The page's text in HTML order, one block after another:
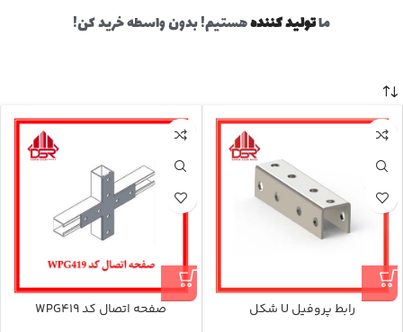
ماتولید کنندههستیم! بدون واسطه خرید کن!
رابط پروفیل U شکل صفحه اتصال کد WPG419